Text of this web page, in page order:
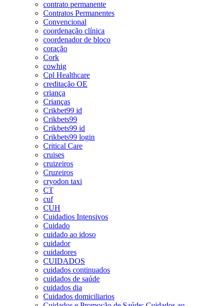
contrato permanente
Contratos Permanentes
Convencional
coordenação clínica
coordenador de bloco
coração
Cork
cowhig
Cpl Healthcare
creditação OE
criança
Crianças
Crikbet99 id
Crikbets99
Crikbets99 id
Crikbets99 login
Critical Care
cruises
cruizeiros
Cruzeiros
cryodon taxi
CT
cuf
CUH
Cuidadios Intensivos
Cuidado
cuidado ao idoso
cuidador
cuidadores
CUIDADOS
cuidados continuados
cuidados de saúde
cuidados dia
Cuidados domiciliarios